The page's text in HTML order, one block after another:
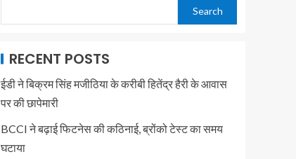
Search
RECENT POSTS
ईडी ने बिक्रम सिंह मजीठिया के करीबी हितेंद्र हैरी के आवास
पर की छापेमारी
BCCI ने बढ़ाई फिटनेस की कठिनाई, ब्रोंको टेस्ट का समय
घटाया